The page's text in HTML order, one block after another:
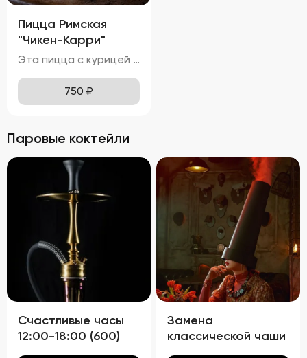
Пицца Римская
"Чикен-Карри"
Эта пицца с курицей и красным луком обладает привлекательным внешним видом, с золотисто-коричневой корочкой теста и равномерным распределением ингредиентов. Расплавленная моцарелла покрывает поверхность пиццы, местами приобретая приятный карамельный оттенок. Ломтики красного лука и кусочки курицы красиво выделяются на фоне сыра, добавляя блюду яркие акценты. Вкус этой пиццы насыщен нотками карри и томатов, что делает её особенно ароматной и аппетитной. Нежная и сочная курица прекрасно сочетается с тягучей и слегка солоноватой моцареллой, создавая идеальное сочетание текстур. Аромат пиццы пленяет смесью специй карри, свежих томатов и горячего сыра, вызывая желание попробовать её немедленно. Тонкое тесто хрустит внизу, оставаясь мягким и воздушным внутри, обеспечивая комфортное наслаждение каждым укусом. Курица буквально тает во рту, а сыр растягивается длинными нитями, добавляя удовольствия от процесса поедания.
750 ₽
Паровые коктейли
Счастливые часы
12:00-18:00 (600)
Замена
классической чаши